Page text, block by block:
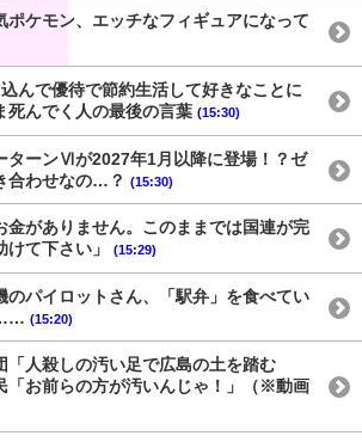
ポケモン、エッチなフィギュアになって
んで優待で節約生活して好きなことに
死んでく人の最後の言葉 (15:30)
ターンⅥが2027年1月以降に登場！？ゼ
合わせなの…？ (15:30)
金がありません。このままでは国連が完
けて下さい」
(15:29)
のパイロットさん、「駅弁」を食べてい
…… (15:20)
「人殺しの汚い足で広島の土を踏む
お前らの方が汚いんじゃ！」（※動画